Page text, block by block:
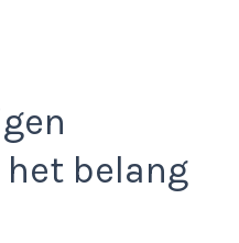
belang